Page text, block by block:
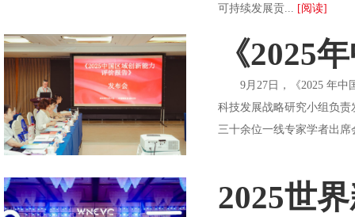
可持续发展贡... [阅读]
《2025
9月27日，《2025 年中国
科技发展战略研究小组负
三十余位一线专家学者出
2025世